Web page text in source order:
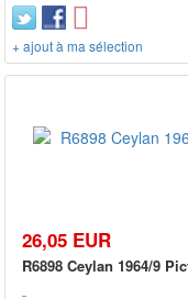
+ ajout à ma sélection
26,05 EUR
R6898 Ceylan 1964/9